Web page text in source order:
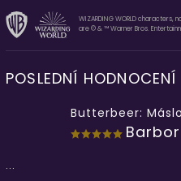
WIZARDING WORLD characters,
are © & ™ Warner Bros.
POSLEDNÍ
Butterbeer:
...